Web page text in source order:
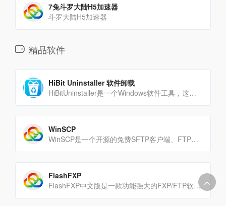
7兔斗罗大陆H5加速器
斗罗大陆H5加速器
精品软件
HiBit Uninstaller 软件卸载
HiBitUninstaller是一个Windows软件工具，这个小工具可以帮助我们把电脑中不需要的软[…]
WinSCP
WinSCP是一个开源的免费SFTP客户端、FTP客户端、WebDAV客户端、S3客户端和SCP[…]
FlashFXP
FlashFXP中文版是一款功能强大的FXP/FTP软件，集成了其它好的FTP软件的优点，支持文件夹的传输，并[…]